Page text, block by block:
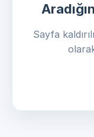
Sayfa